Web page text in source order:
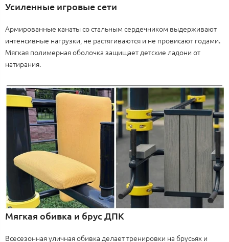
Усиленные игровые сети
Армированные канаты со стальным сердечником выдерживают
интенсивные нагрузки, не растягиваются и не провисают годами.
Мягкая полимерная оболочка защищает детские ладони от
натирания.
Мягкая обивка и брус ДПК
Всесезонная уличная обивка делает тренировки на брусьях и